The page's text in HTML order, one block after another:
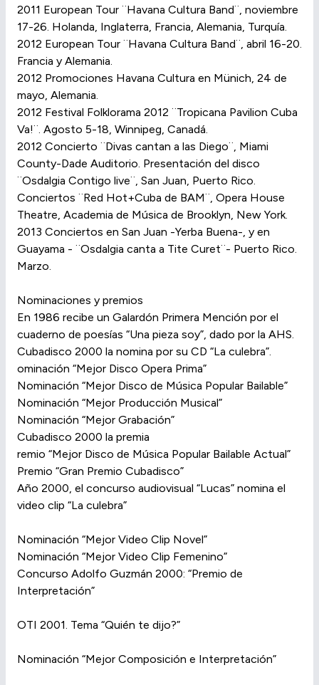
2011 European Tour ¨Havana Cultura Band¨, noviembre
17-26. Holanda, Inglaterra, Francia, Alemania, Turquía.
2012 European Tour ¨Havana Cultura Band¨, abril 16-20.
Francia y Alemania.
2012 Promociones Havana Cultura en Münich, 24 de
mayo, Alemania.
2012 Festival Folklorama 2012 ¨Tropicana Pavilion Cuba
Va!¨. Agosto 5-18, Winnipeg, Canadá.
2012 Concierto ¨Divas cantan a las Diego¨, Miami
County-Dade Auditorio. Presentación del disco
¨Osdalgia Contigo live¨, San Juan, Puerto Rico.
Conciertos ¨Red Hot+Cuba de BAM¨, Opera House
Theatre, Academia de Música de Brooklyn, New York.
2013 Conciertos en San Juan -Yerba Buena-, y en
Guayama - ¨Osdalgia canta a Tite Curet¨- Puerto Rico.
Marzo.
Nominaciones y premios
En 1986 recibe un Galardón Primera Mención por el
cuaderno de poesías “Una pieza soy”, dado por la AHS.
Cubadisco 2000 la nomina por su CD “La culebra”.
ominación “Mejor Disco Opera Prima”
Nominación “Mejor Disco de Música Popular Bailable”
Nominación “Mejor Producción Musical”
Nominación “Mejor Grabación”
Cubadisco 2000 la premia
remio “Mejor Disco de Música Popular Bailable Actual”
Premio “Gran Premio Cubadisco”
Año 2000, el concurso audiovisual “Lucas” nomina el
video clip “La culebra”
Nominación “Mejor Video Clip Novel”
Nominación “Mejor Video Clip Femenino”
Concurso Adolfo Guzmán 2000: “Premio de
Interpretación”
OTI 2001. Tema “Quién te dijo?”
Nominación “Mejor Composición e Interpretación”